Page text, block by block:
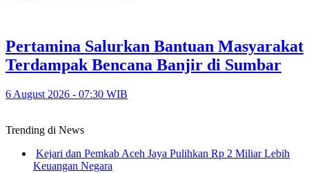
Pertamina Salurkan Bantuan Masyarakat
Terdampak Bencana Banjir di Sumbar
6 August 2026 - 07:30 WIB
Trending di News
Kejari dan Pemkab Aceh Jaya Pulihkan Rp 2 Miliar Lebih
Keuangan Negara